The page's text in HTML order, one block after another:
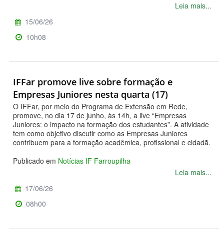
Leia mais...
15/06/26
10h08
IFFar promove live sobre formação e
Empresas Juniores nesta quarta (17)
O IFFar, por meio do Programa de Extensão em Rede,
promove, no dia 17 de junho, às 14h, a live “Empresas
Juniores: o impacto na formação dos estudantes”. A atividade
tem como objetivo discutir como as Empresas Juniores
contribuem para a formação acadêmica, profissional e cidadã.
Publicado em Notícias IF Farroupilha
Leia mais...
17/06/26
08h00